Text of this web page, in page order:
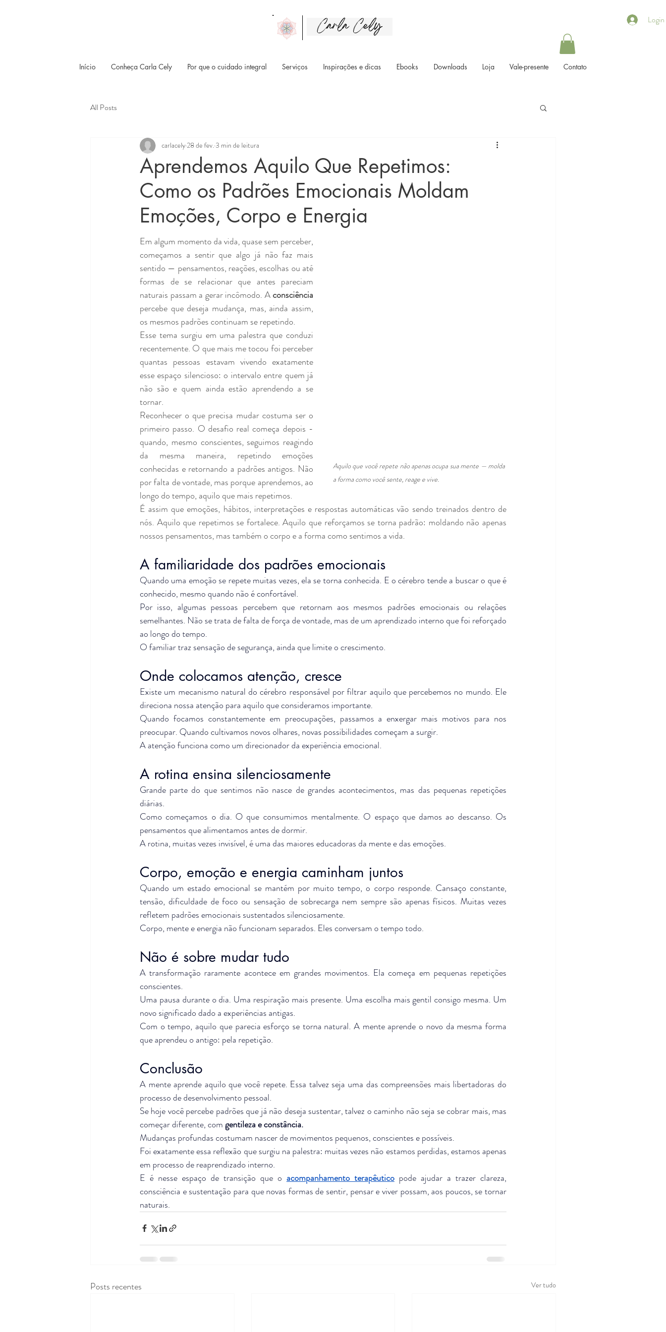
Carla Cely Login
Início Conheça Carla Cely Por que o cuidado integral Serviços Inspirações e dicas Ebooks Downloads Loja Vale-presente Contato
All Posts
Aprendemos Aquilo Que Repetimos:
Como os Padrões Emocionais Moldam
Emoções, Corpo e Energia
carlacely 28 de fev. 3 min de leitura
Aquilo que você repete não apenas ocupa sua mente — molda
a forma como você sente, reage e vive.
Em algum momento da vida, quase sem perceber,
começamos a sentir que algo já não faz mais
sentido — pensamentos, reações, escolhas ou até
formas de se relacionar que antes pareciam
naturais passam a gerar incômodo. A consciência
percebe que deseja mudança, mas, ainda assim,
os mesmos padrões continuam se repetindo.
Esse tema surgiu em uma palestra que conduzi
recentemente. O que mais me tocou foi perceber
quantas pessoas estavam vivendo exatamente
esse espaço silencioso: o intervalo entre quem já
não são e quem ainda estão aprendendo a se
tornar.
Reconhecer o que precisa mudar costuma ser o
primeiro passo. O desafio real começa depois -
quando, mesmo conscientes, seguimos reagindo
da mesma maneira, repetindo emoções
conhecidas e retornando a padrões antigos. Não
por falta de vontade, mas porque aprendemos, ao
longo do tempo, aquilo que mais repetimos.
É assim que emoções, hábitos, interpretações e respostas automáticas vão sendo treinados dentro de
nós. Aquilo que repetimos se fortalece. Aquilo que reforçamos se torna padrão: moldando não apenas
nossos pensamentos, mas também o corpo e a forma como sentimos a vida.
A familiaridade dos padrões emocionais
Quando uma emoção se repete muitas vezes, ela se torna conhecida. E o cérebro tende a buscar o que é
conhecido, mesmo quando não é confortável.
Por isso, algumas pessoas percebem que retornam aos mesmos padrões emocionais ou relações
semelhantes. Não se trata de falta de força de vontade, mas de um aprendizado interno que foi reforçado
ao longo do tempo.
O familiar traz sensação de segurança, ainda que limite o crescimento.
Onde colocamos atenção, cresce
Existe um mecanismo natural do cérebro responsável por filtrar aquilo que percebemos no mundo. Ele
direciona nossa atenção para aquilo que consideramos importante.
Quando focamos constantemente em preocupações, passamos a enxergar mais motivos para nos
preocupar. Quando cultivamos novos olhares, novas possibilidades começam a surgir.
A atenção funciona como um direcionador da experiência emocional.
A rotina ensina silenciosamente
Grande parte do que sentimos não nasce de grandes acontecimentos, mas das pequenas repetições
diárias.
Como começamos o dia. O que consumimos mentalmente. O espaço que damos ao descanso. Os
pensamentos que alimentamos antes de dormir.
A rotina, muitas vezes invisível, é uma das maiores educadoras da mente e das emoções.
Corpo, emoção e energia caminham juntos
Quando um estado emocional se mantém por muito tempo, o corpo responde. Cansaço constante,
tensão, dificuldade de foco ou sensação de sobrecarga nem sempre são apenas físicos. Muitas vezes
refletem padrões emocionais sustentados silenciosamente.
Corpo, mente e energia não funcionam separados. Eles conversam o tempo todo.
Não é sobre mudar tudo
A transformação raramente acontece em grandes movimentos. Ela começa em pequenas repetições
conscientes.
Uma pausa durante o dia. Uma respiração mais presente. Uma escolha mais gentil consigo mesma. Um
novo significado dado a experiências antigas.
Com o tempo, aquilo que parecia esforço se torna natural. A mente aprende o novo da mesma forma
que aprendeu o antigo: pela repetição.
Conclusão
A mente aprende aquilo que você repete. Essa talvez seja uma das compreensões mais libertadoras do
processo de desenvolvimento pessoal.
Se hoje você percebe padrões que já não deseja sustentar, talvez o caminho não seja se cobrar mais, mas
começar diferente, com gentileza e constância.
Mudanças profundas costumam nascer de movimentos pequenos, conscientes e possíveis.
Foi exatamente essa reflexão que surgiu na palestra: muitas vezes não estamos perdidas, estamos apenas
em processo de reaprendizado interno.
E é nesse espaço de transição que o acompanhamento terapêutico pode ajudar a trazer clareza,
consciência e sustentação para que novas formas de sentir, pensar e viver possam, aos poucos, se tornar
naturais.
Posts recentes Ver tudo